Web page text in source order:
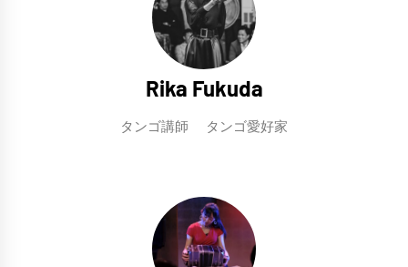
Rika Fukuda
タンゴ講師 タンゴ愛好家